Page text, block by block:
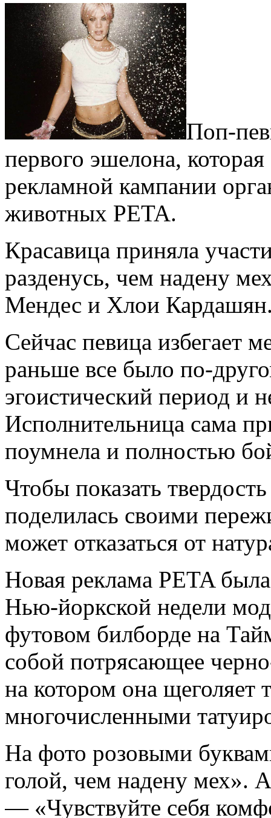
Поп-
первого эшелона,
рекламной кампании
животных PETA.
Красавица приняла
разденусь, чем надену
Мендес и Хлои
Сейчас певица избегает
раньше все было по-
эгоистический период и
Исполнительница сама
поумнела и полностью
Чтобы показать
поделилась своими
может отказаться от
Новая реклама PETA
Нью-йоркской недели
футовом билборде на
собой потрясающее
на котором она щеголяет
многочисленными
На фото розовыми
голой, чем надену мех».
— «Чувствуйте себя